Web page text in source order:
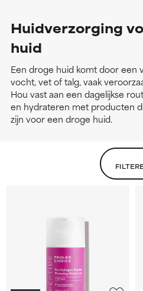
Huidverzorging
huid
Een droge huid komt door een
vocht, vet of talg, vaak
Hou vast aan een dagelijkse
en hydrateren met producten
zijn voor een droge huid.